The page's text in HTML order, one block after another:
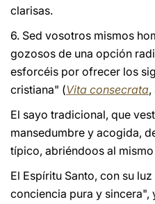
clarisas.
6. Sed vosotros mismos
gozosos de una opción
esforcéis por ofrecer los
cristiana" (Vita consecrata,
El sayo tradicional, que
mansedumbre y acogida,
típico, abriéndoos al
El Espíritu Santo, con su
conciencia pura y sincera",